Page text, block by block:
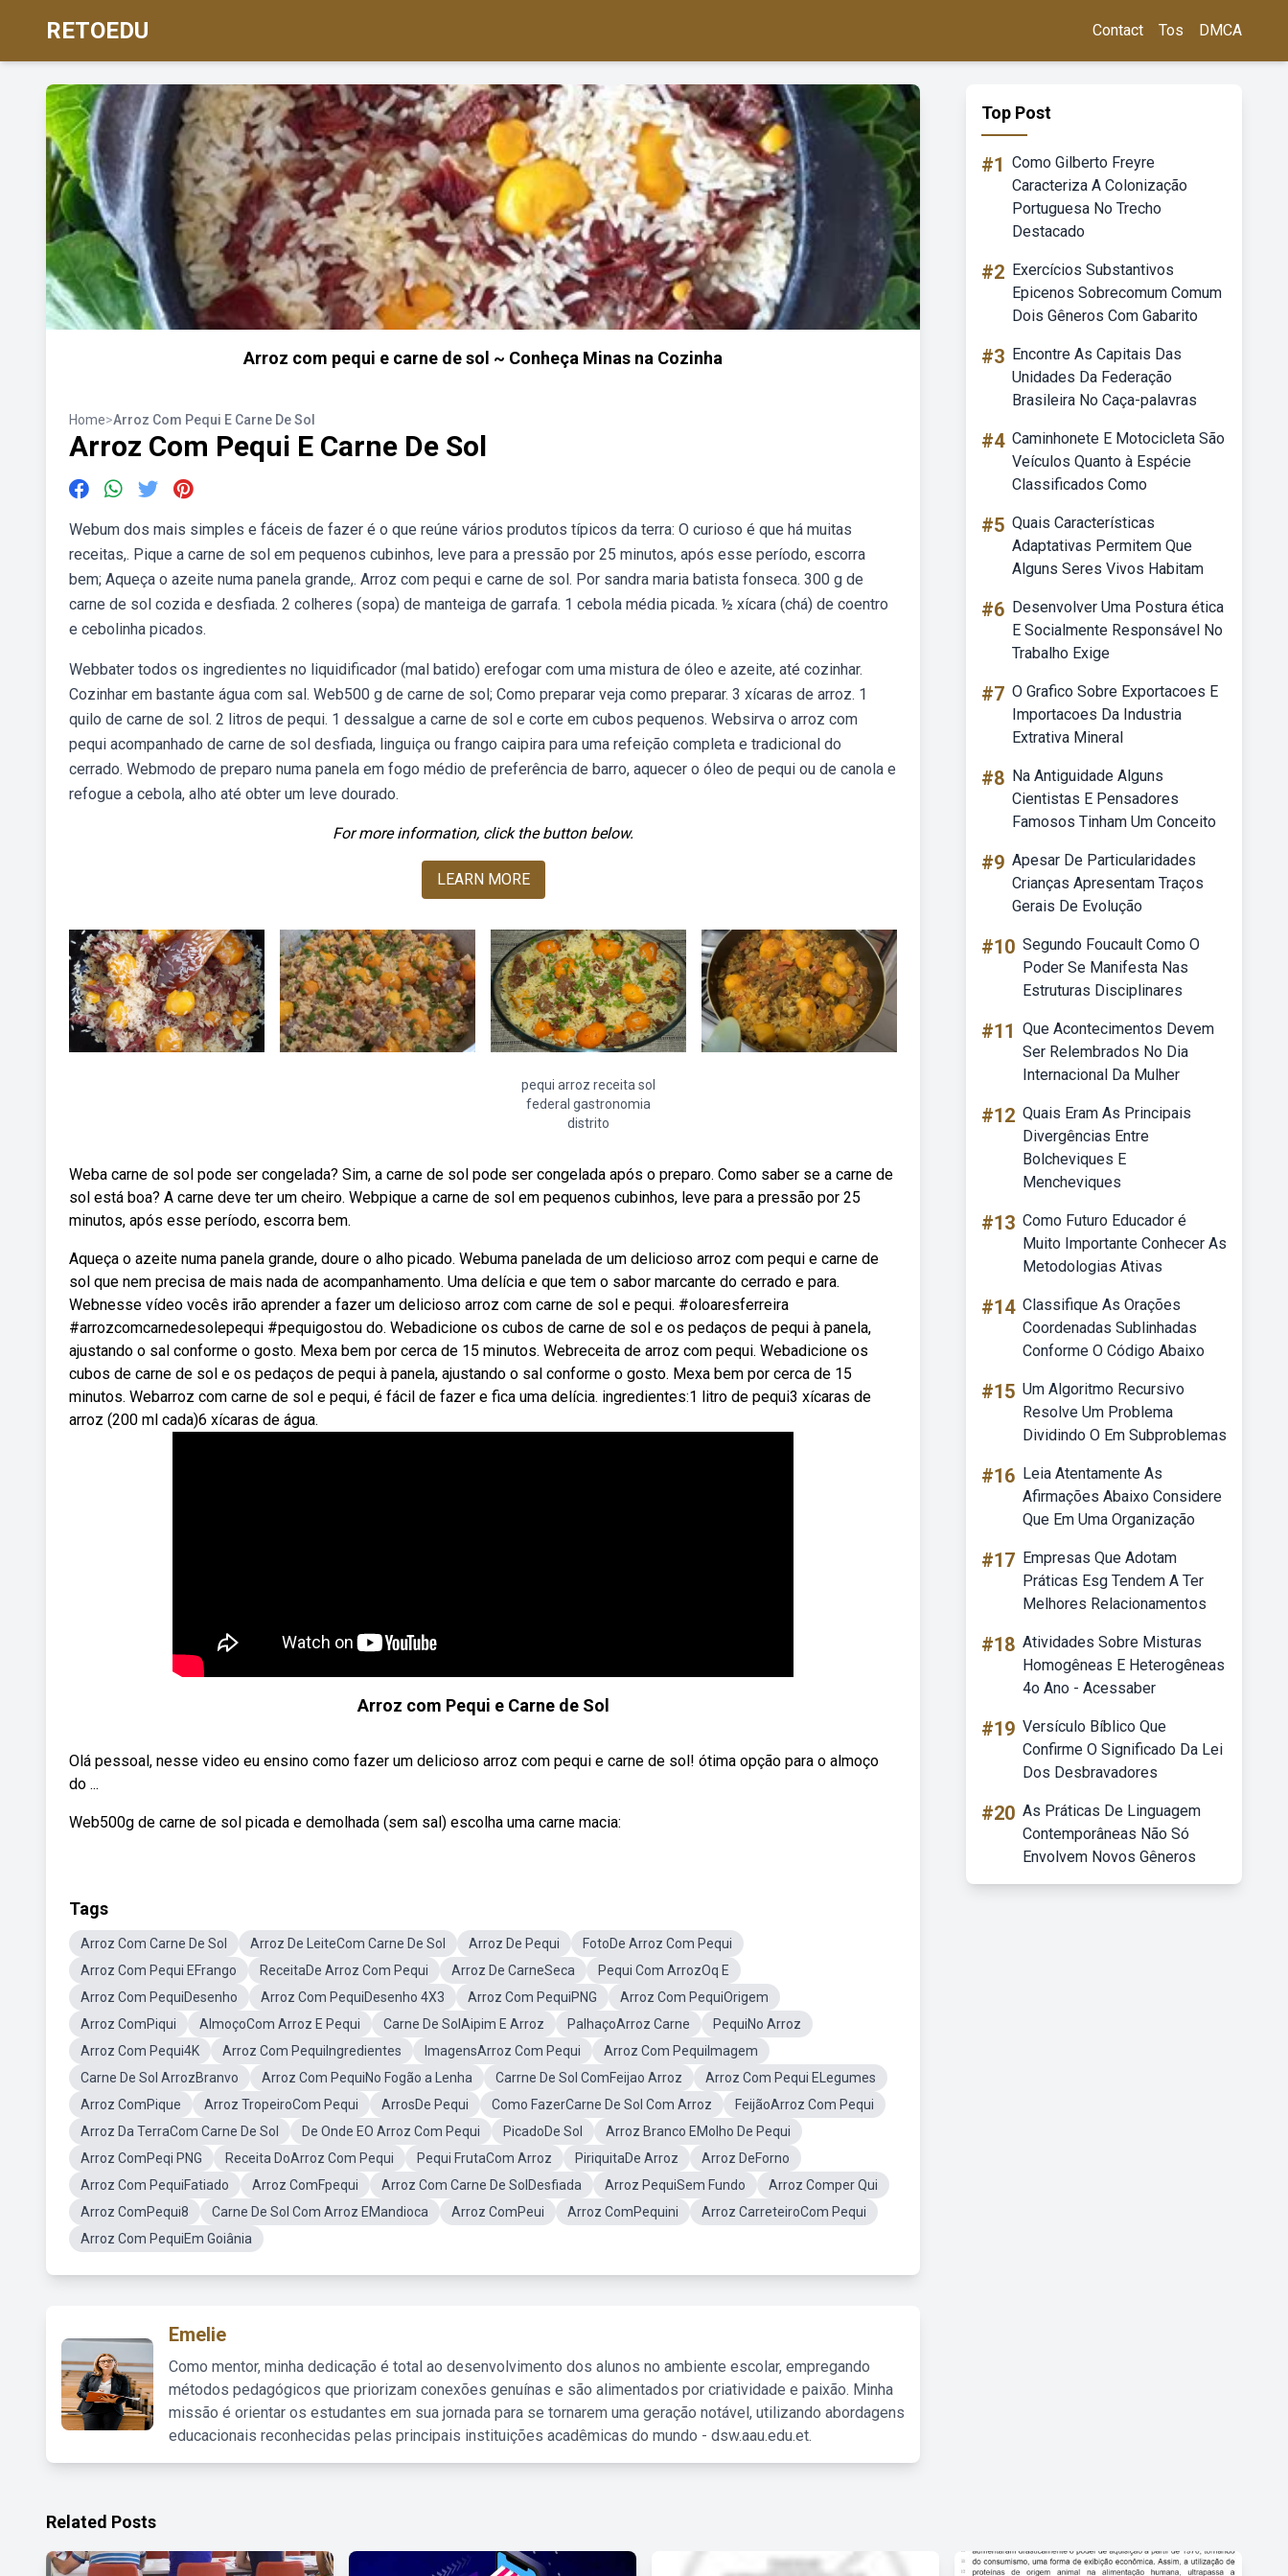
RETOEDU Contact Tos DMCA
Arroz com pequi e carne de sol ~ Conheça Minas na Cozinha
Home>Arroz Com Pequi E Carne De Sol
Arroz Com Pequi E Carne De Sol
Webum dos mais simples e fáceis de fazer é o que reúne vários produtos típicos da terra: O curioso é que há muitas
receitas,. Pique a carne de sol em pequenos cubinhos, leve para a pressão por 25 minutos, após esse período, escorra
bem; Aqueça o azeite numa panela grande,. Arroz com pequi e carne de sol. Por sandra maria batista fonseca. 300 g de
carne de sol cozida e desfiada. 2 colheres (sopa) de manteiga de garrafa. 1 cebola média picada. ½ xícara (chá) de coentro
e cebolinha picados.
Webbater todos os ingredientes no liquidificador (mal batido) erefogar com uma mistura de óleo e azeite, até cozinhar.
Cozinhar em bastante água com sal. Web500 g de carne de sol; Como preparar veja como preparar. 3 xícaras de arroz. 1
quilo de carne de sol. 2 litros de pequi. 1 dessalgue a carne de sol e corte em cubos pequenos. Websirva o arroz com
pequi acompanhado de carne de sol desfiada, linguiça ou frango caipira para uma refeição completa e tradicional do
cerrado. Webmodo de preparo numa panela em fogo médio de preferência de barro, aquecer o óleo de pequi ou de canola e
refogue a cebola, alho até obter um leve dourado.
For more information, click the button below.
LEARN MORE
pequi arroz receita sol
federal gastronomia
distrito
Weba carne de sol pode ser congelada? Sim, a carne de sol pode ser congelada após o preparo. Como saber se a carne de
sol está boa? A carne deve ter um cheiro. Webpique a carne de sol em pequenos cubinhos, leve para a pressão por 25
minutos, após esse período, escorra bem.
Aqueça o azeite numa panela grande, doure o alho picado. Webuma panelada de um delicioso arroz com pequi e carne de
sol que nem precisa de mais nada de acompanhamento. Uma delícia e que tem o sabor marcante do cerrado e para.
Webnesse vídeo vocês irão aprender a fazer um delicioso arroz com carne de sol e pequi. #oloaresferreira
#arrozcomcarnedesolepequi #pequigostou do. Webadicione os cubos de carne de sol e os pedaços de pequi à panela,
ajustando o sal conforme o gosto. Mexa bem por cerca de 15 minutos. Webreceita de arroz com pequi. Webadicione os
cubos de carne de sol e os pedaços de pequi à panela, ajustando o sal conforme o gosto. Mexa bem por cerca de 15
minutos. Webarroz com carne de sol e pequi, é fácil de fazer e fica uma delícia. ingredientes:1 litro de pequi3 xícaras de
arroz (200 ml cada)6 xícaras de água.
Arroz com Pequi e Carne de Sol
Olá pessoal, nesse video eu ensino como fazer um delicioso arroz com pequi e carne de sol! ótima opção para o almoço
do ...
Web500g de carne de sol picada e demolhada (sem sal) escolha uma carne macia:
Tags
Arroz Com Carne De Sol Arroz De LeiteCom Carne De Sol Arroz De Pequi
FotoDe Arroz Com Pequi
Arroz Com Pequi EFrango
ReceitaDe Arroz Com Pequi Arroz De CarneSeca
Pequi Com ArrozOq E
Arroz Com PequiDesenho
Arroz Com PequiDesenho 4X3 Arroz Com PequiPNG
Arroz Com PequiOrigem
Arroz ComPiqui
AlmoçoCom Arroz E Pequi Carne De SolAipim E Arroz PalhaçoArroz Carne
PequiNo Arroz
Arroz Com Pequi4K
Arroz Com PequiIngredientes ImagensArroz Com Pequi
Arroz Com PequiImagem
Carne De Sol ArrozBranvo
Arroz Com PequiNo Fogão a Lenha Carrne De Sol ComFeijao Arroz
Arroz Com Pequi ELegumes
Arroz ComPique
Arroz TropeiroCom Pequi ArrosDe Pequi Como FazerCarne De Sol Com Arroz
FeijãoArroz Com Pequi
Arroz Da TerraCom Carne De Sol
De Onde EO Arroz Com Pequi PicadoDe Sol
Arroz Branco EMolho De Pequi
Arroz ComPeqi PNG
Receita DoArroz Com Pequi Pequi FrutaCom Arroz PiriquitaDe Arroz
Arroz DeForno
Arroz Com PequiFatiado
Arroz ComFpequi Arroz Com Carne De SolDesfiada Arroz PequiSem Fundo
Arroz Comper Qui
Arroz ComPequi8
Carne De Sol Com Arroz EMandioca Arroz ComPeui Arroz ComPequini
Arroz CarreteiroCom Pequi
Arroz Com PequiEm Goiânia
Emelie
Como mentor, minha dedicação é total ao desenvolvimento dos alunos no ambiente escolar, empregando
métodos pedagógicos que priorizam conexões genuínas e são alimentados por criatividade e paixão. Minha
missão é orientar os estudantes em sua jornada para se tornarem uma geração notável, utilizando abordagens
educacionais reconhecidas pelas principais instituições acadêmicas do mundo - dsw.aau.edu.et.
Top Post
#1 Como Gilberto Freyre
Caracteriza A Colonização
Portuguesa No Trecho
Destacado
#2 Exercícios Substantivos
Epicenos Sobrecomum Comum
Dois Gêneros Com Gabarito
#3 Encontre As Capitais Das
Unidades Da Federação
Brasileira No Caça-palavras
#4 Caminhonete E Motocicleta São
Veículos Quanto à Espécie
Classificados Como
#5 Quais Características
Adaptativas Permitem Que
Alguns Seres Vivos Habitam
#6 Desenvolver Uma Postura ética
E Socialmente Responsável No
Trabalho Exige
#7 O Grafico Sobre Exportacoes E
Importacoes Da Industria
Extrativa Mineral
#8 Na Antiguidade Alguns
Cientistas E Pensadores
Famosos Tinham Um Conceito
#9 Apesar De Particularidades
Crianças Apresentam Traços
Gerais De Evolução
#10 Segundo Foucault Como O
Poder Se Manifesta Nas
Estruturas Disciplinares
#11 Que Acontecimentos Devem
Ser Relembrados No Dia
Internacional Da Mulher
#12 Quais Eram As Principais
Divergências Entre
Bolcheviques E
Mencheviques
#13 Como Futuro Educador é
Muito Importante Conhecer As
Metodologias Ativas
#14 Classifique As Orações
Coordenadas Sublinhadas
Conforme O Código Abaixo
#15 Um Algoritmo Recursivo
Resolve Um Problema
Dividindo O Em Subproblemas
#16 Leia Atentamente As
Afirmações Abaixo Considere
Que Em Uma Organização
#17 Empresas Que Adotam
Práticas Esg Tendem A Ter
Melhores Relacionamentos
#18 Atividades Sobre Misturas
Homogêneas E Heterogêneas
4o Ano - Acessaber
#19 Versículo Bíblico Que
Confirme O Significado Da Lei
Dos Desbravadores
#20 As Práticas De Linguagem
Contemporâneas Não Só
Envolvem Novos Gêneros
Related Posts